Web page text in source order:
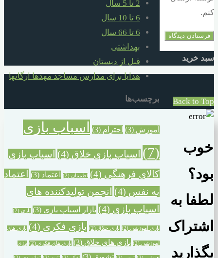
کنم.
2 تا 5 سال
6 تا 10 سال
6 تا 66 سال
بهداشتی
قبل از دبستان
هدایا برای مدارس مساجد مهدها ارگانها
برچسب‌ها
آموزش (3) احترام (3)
اسباب بازی
(7)
اسباب بازی خلاق (4)
اسباب بازی
کالای فرهنگی (4) اطمینان (2) اعتماد (3)
اعتماد
به نفس (4)
انجمن تولیدکننده های
اسباب بازی (4) بازار اسباب بازی (3) بازی (2)
بازی آموزشی (2) بازی خلاق (2) بازی فکری (4) بازی های
آموزشی (2) بازی های خلاق (3) بازی های فکری (2) بازی
سبد خرید
Back to Top
خوب
بود؟
لطفا به
اشتراک
بگذارید